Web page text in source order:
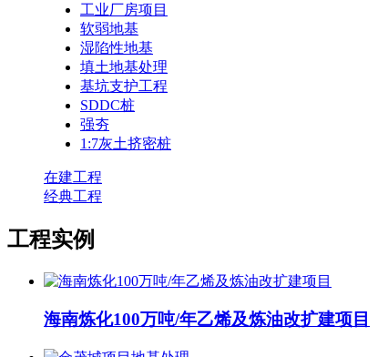
工业厂房项目
软弱地基
湿陷性地基
填土地基处理
基坑支护工程
SDDC桩
强夯
1:7灰土挤密桩
在建工程
经典工程
工程实例
海南炼化100万吨/年乙烯及炼油改扩建项目